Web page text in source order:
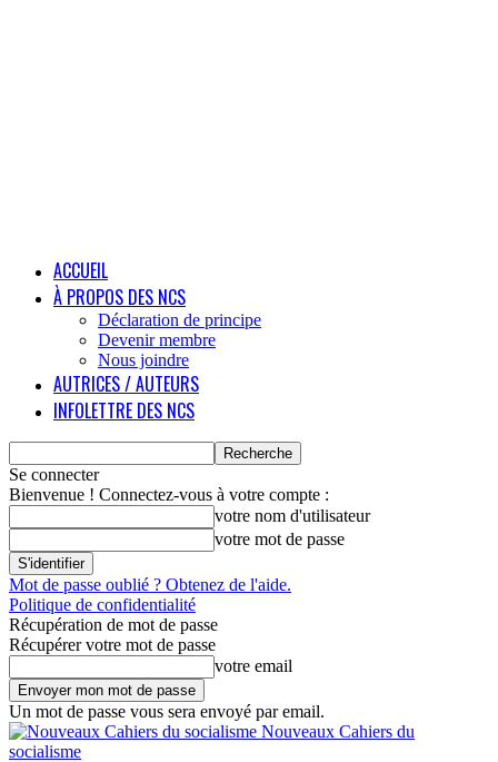
ACCUEIL
À PROPOS DES NCS
Déclaration de principe
Devenir membre
Nous joindre
AUTRICES / AUTEURS
INFOLETTRE DES NCS
Se connecter
Bienvenue ! Connectez-vous à votre compte :
votre nom d'utilisateur
votre mot de passe
Mot de passe oublié ? Obtenez de l'aide.
Politique de confidentialité
Récupération de mot de passe
Récupérer votre mot de passe
votre email
Un mot de passe vous sera envoyé par email.
Nouveaux Cahiers du
socialisme